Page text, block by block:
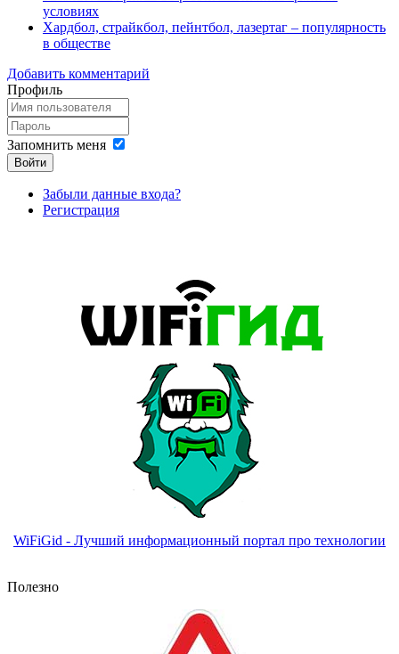
условиях
Хардбол, страйкбол, пейнтбол, лазертаг – популярность
в обществе
Добавить комментарий
Профиль
Запомнить меня
Войти
Забыли данные входа?
Регистрация
WiFiGid - Лучший информационный портал про технологии
Полезно